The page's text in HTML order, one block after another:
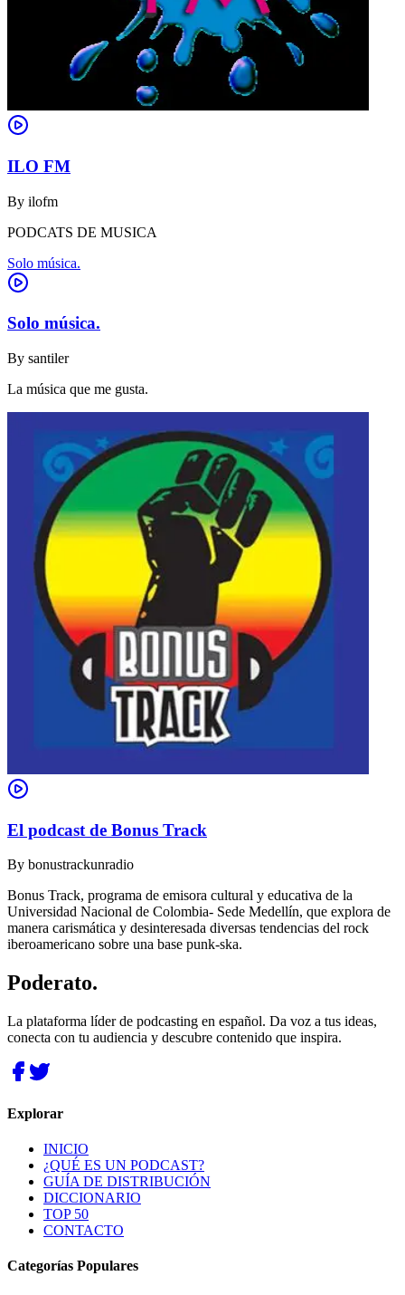
ILO FM
By ilofm
PODCATS DE MUSICA
Solo música.
Solo música.
By santiler
La música que me gusta.
El podcast de Bonus Track
By bonustrackunradio
Bonus Track, programa de emisora cultural y educativa de la
Universidad Nacional de Colombia- Sede Medellín, que explora de
manera carismática y desinteresada diversas tendencias del rock
iberoamericano sobre una base punk-ska.
Poderato.
La plataforma líder de podcasting en español. Da voz a tus ideas,
conecta con tu audiencia y descubre contenido que inspira.
Explorar
INICIO
¿QUÉ ES UN PODCAST?
GUÍA DE DISTRIBUCIÓN
DICCIONARIO
TOP 50
CONTACTO
Categorías Populares